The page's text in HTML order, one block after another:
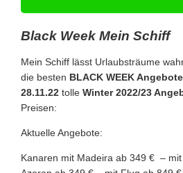
Black Week Mein Schiff
Mein Schiff lässt Urlaubsträume
die besten BLACK WEEK Angebote
28.11.22 tolle Winter 2022/23
Preisen:
Aktuelle Angebote:
Kanaren mit Madeira ab 349 € –